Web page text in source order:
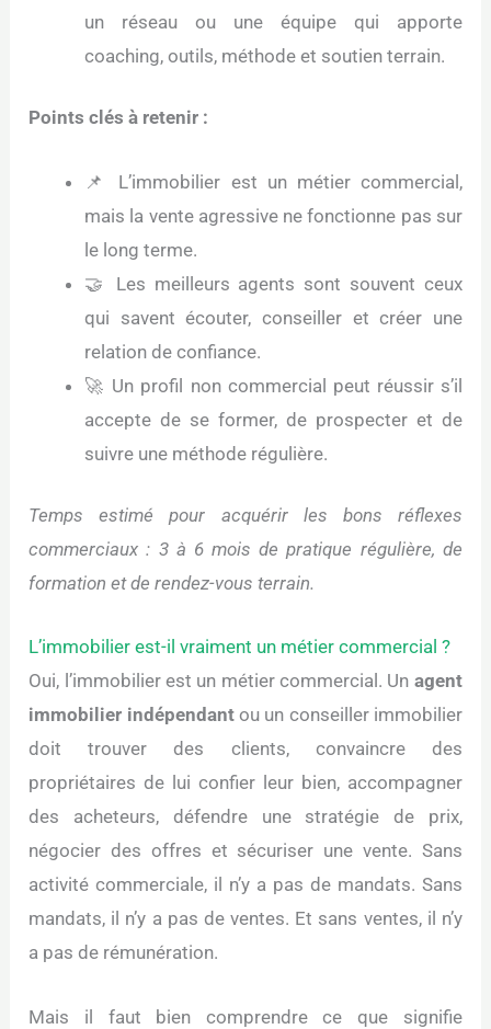
un réseau ou une équipe qui apporte
coaching, outils, méthode et soutien terrain.
Points clés à retenir :
📌 L’immobilier est un métier commercial,
mais la vente agressive ne fonctionne pas sur
le long terme.
🤝 Les meilleurs agents sont souvent ceux
qui savent écouter, conseiller et créer une
relation de confiance.
🚀 Un profil non commercial peut réussir s’il
accepte de se former, de prospecter et de
suivre une méthode régulière.
Temps estimé pour acquérir les bons réflexes
commerciaux : 3 à 6 mois de pratique régulière, de
formation et de rendez-vous terrain.
L’immobilier est-il vraiment un métier commercial ?
Oui, l’immobilier est un métier commercial. Un agent
immobilier indépendantou un conseiller immobilier
doit trouver des clients, convaincre des
propriétaires de lui confier leur bien, accompagner
des acheteurs, défendre une stratégie de prix,
négocier des offres et sécuriser une vente. Sans
activité commerciale, il n’y a pas de mandats. Sans
mandats, il n’y a pas de ventes. Et sans ventes, il n’y
a pas de rémunération.
Mais il faut bien comprendre ce que signifie